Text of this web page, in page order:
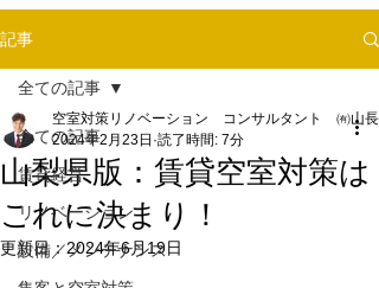
記事
全ての記事
賃貸経営
リノベーション
設備／メンテナンス
全ての記事
山梨県版：賃貸空室対策は
これに決まり！
空室対策リノベーション コンサルタント ㈲山長
2024年2月23日 読了時間: 7分
更新日：2024年6月19日